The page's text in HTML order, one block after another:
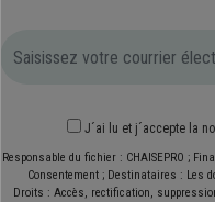
J´ai lu et j´accepte la
Responsable du fichier : CHAISEPRO ;
Consentement ; Destinataires : Les
Droits : Accès, rectification,